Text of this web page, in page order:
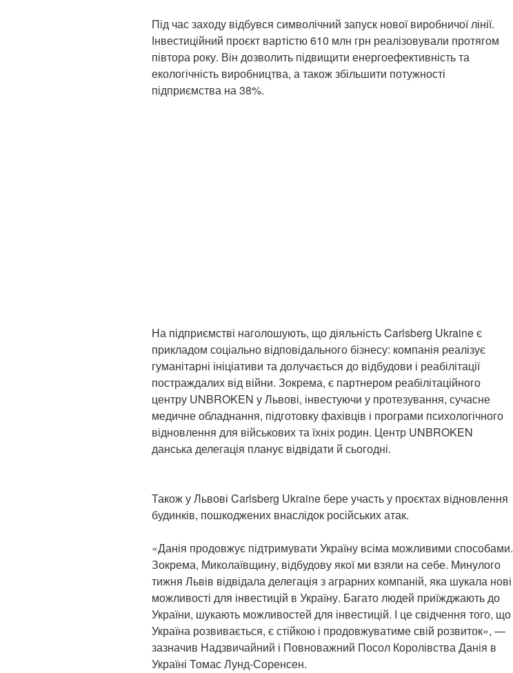
Під час заходу відбувся символічний запуск нової виробничої лінії.
Інвестиційний проєкт вартістю 610 млн грн реалізовували протягом
півтора року. Він дозволить підвищити енергоефективність та
екологічність виробництва, а також збільшити потужності
підприємства на 38%.
На підприємстві наголошують, що діяльність Carlsberg Ukraine є
прикладом соціально відповідального бізнесу: компанія реалізує
гуманітарні ініціативи та долучається до відбудови і реабілітації
постраждалих від війни. Зокрема, є партнером реабілітаційного
центру UNBROKEN у Львові, інвестуючи у протезування, сучасне
медичне обладнання, підготовку фахівців і програми психологічного
відновлення для військових та їхніх родин. Центр UNBROKEN
данська делегація планує відвідати й сьогодні.
Також у Львові Carlsberg Ukraine бере участь у проєктах відновлення
будинків, пошкоджених внаслідок російських атак.
«Данія продовжує підтримувати Україну всіма можливими способами.
Зокрема, Миколаївщину, відбудову якої ми взяли на себе. Минулого
тижня Львів відвідала делегація з аграрних компаній, яка шукала нові
можливості для інвестицій в Україну. Багато людей приїжджають до
України, шукають можливостей для інвестицій. І це свідчення того, що
Україна розвивається, є стійкою і продовжуватиме свій розвиток», —
зазначив Надзвичайний і Повноважний Посол Королівства Данія в
Україні Томас Лунд-Соренсен.